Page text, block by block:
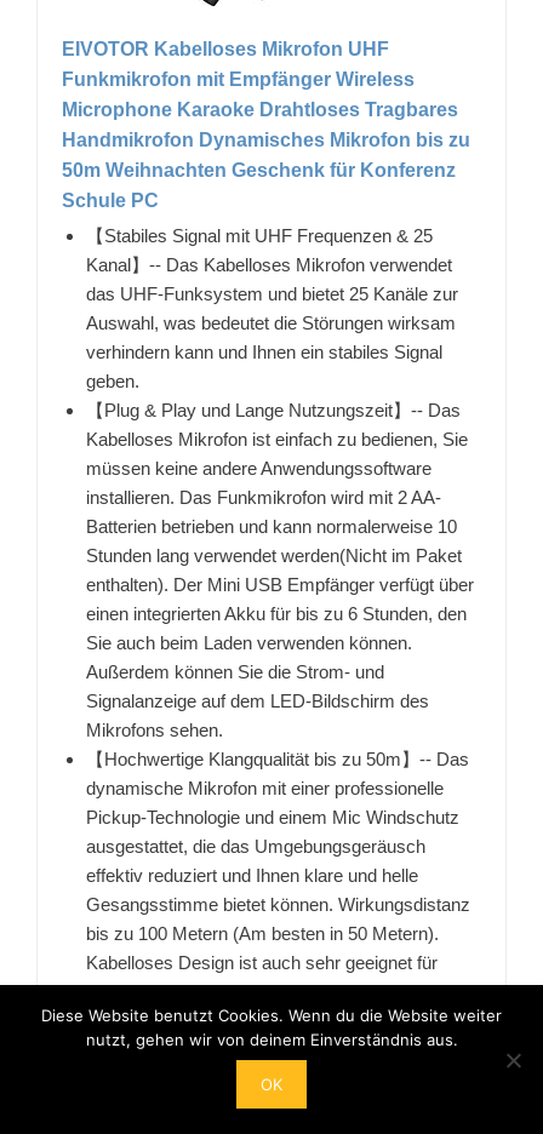
EIVOTOR Kabelloses Mikrofon UHF
Funkmikrofon mit Empfänger Wireless
Microphone Karaoke Drahtloses Tragbares
Handmikrofon Dynamisches Mikrofon bis zu
50m Weihnachten Geschenk für Konferenz
Schule PC
【Stabiles Signal mit UHF Frequenzen & 25
Kanal】-- Das Kabelloses Mikrofon verwendet
das UHF-Funksystem und bietet 25 Kanäle zur
Auswahl, was bedeutet die Störungen wirksam
verhindern kann und Ihnen ein stabiles Signal
geben.
【Plug & Play und Lange Nutzungszeit】-- Das
Kabelloses Mikrofon ist einfach zu bedienen, Sie
müssen keine andere Anwendungssoftware
installieren. Das Funkmikrofon wird mit 2 AA-
Batterien betrieben und kann normalerweise 10
Stunden lang verwendet werden(Nicht im Paket
enthalten). Der Mini USB Empfänger verfügt über
einen integrierten Akku für bis zu 6 Stunden, den
Sie auch beim Laden verwenden können.
Außerdem können Sie die Strom- und
Signalanzeige auf dem LED-Bildschirm des
Mikrofons sehen.
【Hochwertige Klangqualität bis zu 50m】-- Das
dynamische Mikrofon mit einer professionelle
Pickup-Technologie und einem Mic Windschutz
ausgestattet, die das Umgebungsgeräusch
effektiv reduziert und Ihnen klare und helle
Gesangsstimme bietet können. Wirkungsdistanz
bis zu 100 Metern (Am besten in 50 Metern).
Kabelloses Design ist auch sehr geeignet für
Hochzeiten, Konferenzen, Reden, Karaoke usw.
【Mehr kompatibel mit 3,5 Audio Adapter】-- Der
drahtlose Empfänger verwendet einen 6,35-mm-
Stecker, der direkt an ein Gerät mit einer 6,35-
mm-Schnittstelle angeschlossen werden kann, z.
Diese Website benutzt Cookies. Wenn du die Website weiter
nutzt, gehen wir von deinem Einverständnis aus.
OK